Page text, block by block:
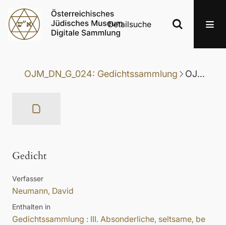
Detailsuche
OJM_DN_G_024: Gedichtssammlung OJM_DN_G_024-039: Gedicht
Gedicht
Verfasser
Neumann, David
Enthalten in
Gedichtssammlung : III. Absonderliche, seltsame, be